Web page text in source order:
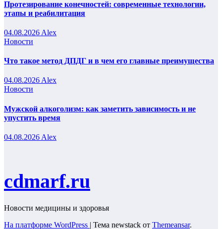
Протезирование конечностей: современные технологии,
этапы и реабилитация
04.08.2026 Alex
Новости
Что такое метод ДПДГ и в чем его главные преимущества
04.08.2026 Alex
Новости
Мужской алкоголизм: как заметить зависимость и не
упустить время
04.08.2026 Alex
cdmarf.ru
Новости медицины и здоровья
На платформе WordPress | Тема newstack от Themeansar.